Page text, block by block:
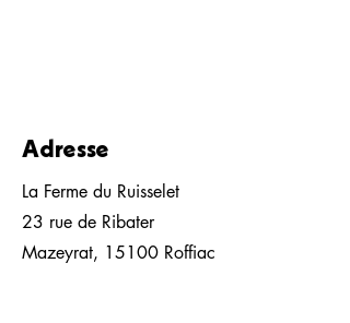
Adresse
La Ferme du Ruisselet
23 rue de Ribater
Mazeyrat, 15100 Roffiac